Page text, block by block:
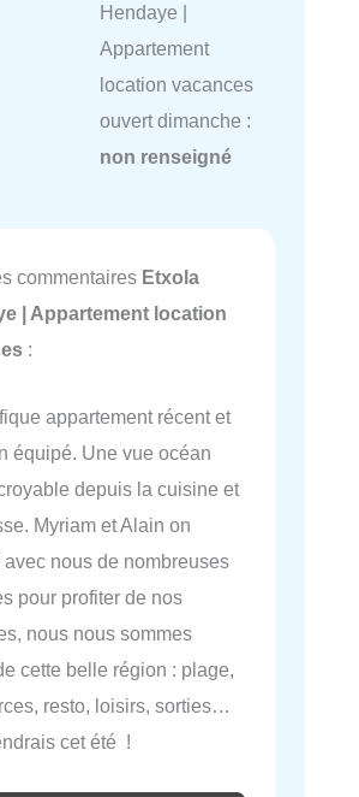
Hendaye |
Appartement
location vacances
ouvert dimanche :
non renseigné
commentaires Etxola
| Appartement location
:
appartement récent et
équipé. Une vue océan
depuis la cuisine et
Myriam et Alain on
avec nous de nombreuses
pour profiter de nos
nous nous sommes
cette belle région : plage,
resto, loisirs, sorties…
cet été !